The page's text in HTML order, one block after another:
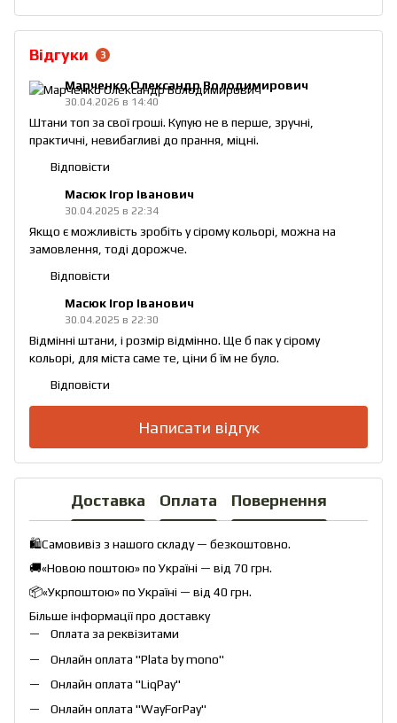
Відгуки 3
Марченко Олександр Володимирович
30.04.2026 в 14:40
Штани топ за свої гроші. Купую не в перше, зручні,
практичні, невибагливі до прання, міцні.
Відповісти
Масюк Ігор Іванович
30.04.2025 в 22:34
Якщо є можливість зробіть у сірому кольорі, можна на
замовлення, тоді дорожче.
Відповісти
Масюк Ігор Іванович
30.04.2025 в 22:30
Відмінні штани, і розмір відмінно. Ще б пак у сірому
кольорі, для міста саме те, ціни б їм не було.
Відповісти
Написати відгук
Доставка Оплата Повернення
🛍️Самовивіз з нашого складу — безкоштовно.
🚚«Новою поштою» по Україні — від 70 грн.
📦«Укрпоштою» по Україні — від 40 грн.
Більше інформації про доставку
Оплата за реквізитами
Онлайн оплата "Plata by mono"
Онлайн оплата "LiqPay"
Онлайн оплата "WayForPay"